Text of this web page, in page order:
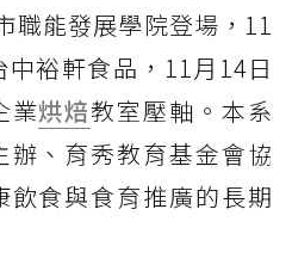
職能發展學院登場，11
裕軒食品，11月14日
業烘焙教室壓軸。本系
、育秀教育基金會協
食與食育推廣的長期